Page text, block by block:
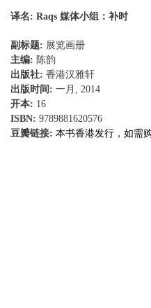
你在这里
译名: Raqs 媒体小组：补时
副标题: 展览画册
主编: 陈韵
出版社: 香港汉雅轩
出版时间: 一月, 2014
开本: 16
ISBN: 9789881620576
豆瓣链接: 本书香港发行，如需